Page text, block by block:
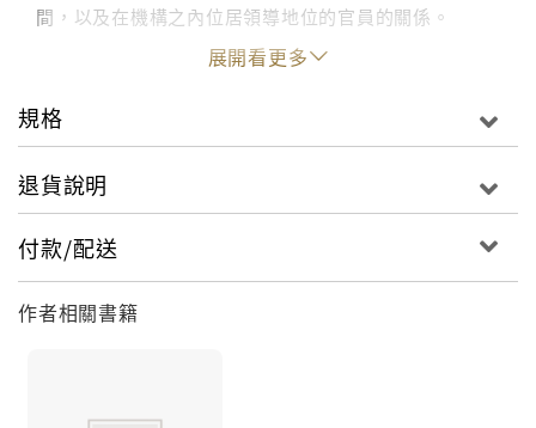
間，以及在機構之內位居領導地位的官員的關係。
展開看更多
規格
退貨說明
付款/配送
作者相關書籍